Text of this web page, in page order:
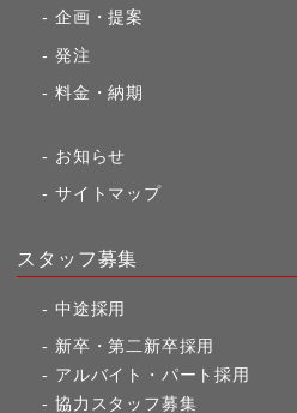
企画・提案
発注
料金・納期
お知らせ
サイトマップ
スタッフ募集
中途採用
新卒・第二新卒採用
アルバイト・パート採用
協力スタッフ募集